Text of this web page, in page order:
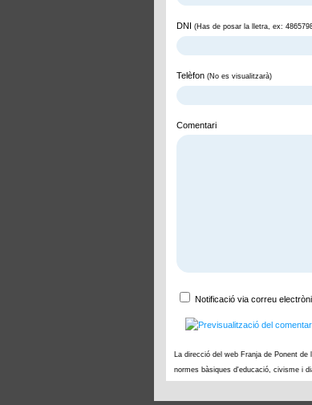
DNI (Has de posar la lletra, ex:
Telèfon (No es visualitzarà)
Comentari
Notificació via correu
La direcció del web Franja de Ponent
normes bàsiques d'educació, civisme i